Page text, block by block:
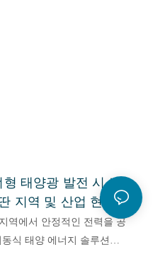
형 태양광 발전 시스
지역 및 산업 현장
역에서 안정적인 전력을 공
식 태양 에너지 솔루션입